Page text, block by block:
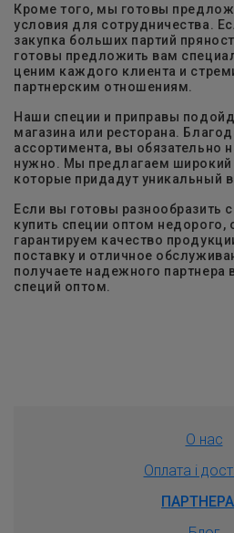
Кроме того, мы готовы
условия для сотрудничества.
закупка больших партий
готовы предложить вам
ценим каждого клиента и
партнерским отношениям.
Наши специи и приправы
магазина или ресторана.
ассортимента, вы обязательно
нужно. Мы предлагаем широкий
которые придадут уникальный
Если вы готовы разнообразить
купить специи оптом
гарантируем качество
поставку и отличное
получаете надежного партнера
специй оптом.
О нас
Оплата і